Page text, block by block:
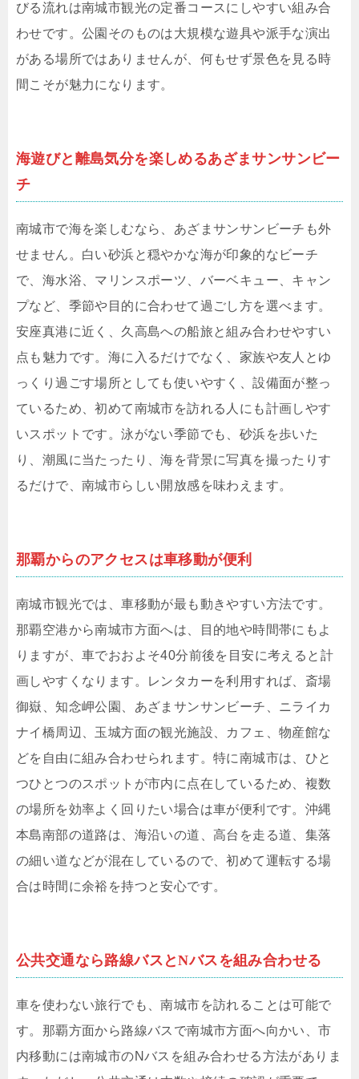
びる流れは南城市観光の定番コースにしやすい組み合
わせです。公園そのものは大規模な遊具や派手な演出
がある場所ではありませんが、何もせず景色を見る時
間こそが魅力になります。
海遊びと離島気分を楽しめるあざまサンサンビー
チ
南城市で海を楽しむなら、あざまサンサンビーチも外
せません。白い砂浜と穏やかな海が印象的なビーチ
で、海水浴、マリンスポーツ、バーベキュー、キャン
プなど、季節や目的に合わせて過ごし方を選べます。
安座真港に近く、久高島への船旅と組み合わせやすい
点も魅力です。海に入るだけでなく、家族や友人とゆ
っくり過ごす場所としても使いやすく、設備面が整っ
ているため、初めて南城市を訪れる人にも計画しやす
いスポットです。泳がない季節でも、砂浜を歩いた
り、潮風に当たったり、海を背景に写真を撮ったりす
るだけで、南城市らしい開放感を味わえます。
那覇からのアクセスは車移動が便利
南城市観光では、車移動が最も動きやすい方法です。
那覇空港から南城市方面へは、目的地や時間帯にもよ
りますが、車でおおよそ40分前後を目安に考えると計
画しやすくなります。レンタカーを利用すれば、斎場
御嶽、知念岬公園、あざまサンサンビーチ、ニライカ
ナイ橋周辺、玉城方面の観光施設、カフェ、物産館な
どを自由に組み合わせられます。特に南城市は、ひと
つひとつのスポットが市内に点在しているため、複数
の場所を効率よく回りたい場合は車が便利です。沖縄
本島南部の道路は、海沿いの道、高台を走る道、集落
の細い道などが混在しているので、初めて運転する場
合は時間に余裕を持つと安心です。
公共交通なら路線バスとNバスを組み合わせる
車を使わない旅行でも、南城市を訪れることは可能で
す。那覇方面から路線バスで南城市方面へ向かい、市
内移動には南城市のNバスを組み合わせる方法がありま